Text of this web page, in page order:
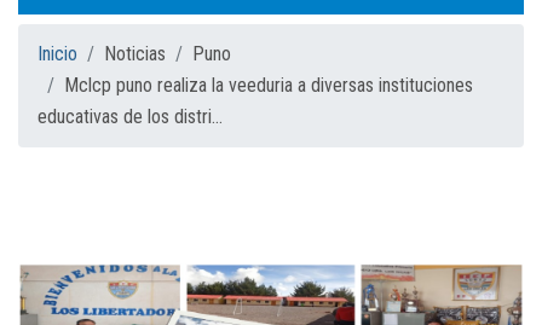
INICIO
QUIÉNES SOMOS
MESA NACIONAL
Inicio Noticias
Puno
Mclcp puno realiza la veeduria a diversas instituciones
educativas de los distri...